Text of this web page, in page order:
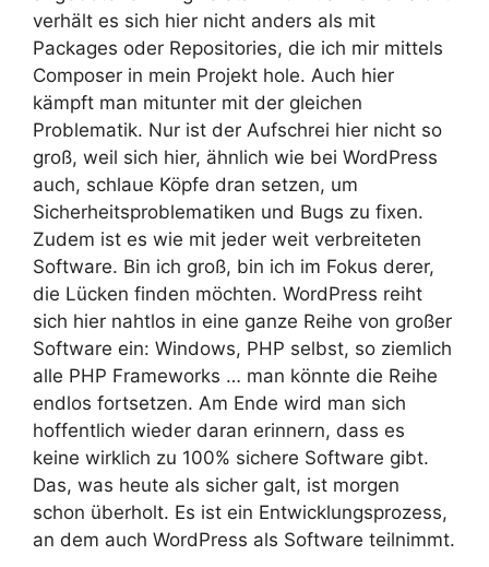
verhält es sich hier nicht anders als mit
Packages oder Repositories, die ich mir mittels
Composer in mein Projekt hole. Auch hier
kämpft man mitunter mit der gleichen
Problematik. Nur ist der Aufschrei hier nicht so
groß, weil sich hier, ähnlich wie bei WordPress
auch, schlaue Köpfe dran setzen, um
Sicherheitsproblematiken und Bugs zu fixen.
Zudem ist es wie mit jeder weit verbreiteten
Software. Bin ich groß, bin ich im Fokus derer,
die Lücken finden möchten. WordPress reiht
sich hier nahtlos in eine ganze Reihe von großer
Software ein: Windows, PHP selbst, so ziemlich
alle PHP Frameworks … man könnte die Reihe
endlos fortsetzen. Am Ende wird man sich
hoffentlich wieder daran erinnern, dass es
keine wirklich zu 100% sichere Software gibt.
Das, was heute als sicher galt, ist morgen
schon überholt. Es ist ein Entwicklungsprozess,
an dem auch WordPress als Software teilnimmt.